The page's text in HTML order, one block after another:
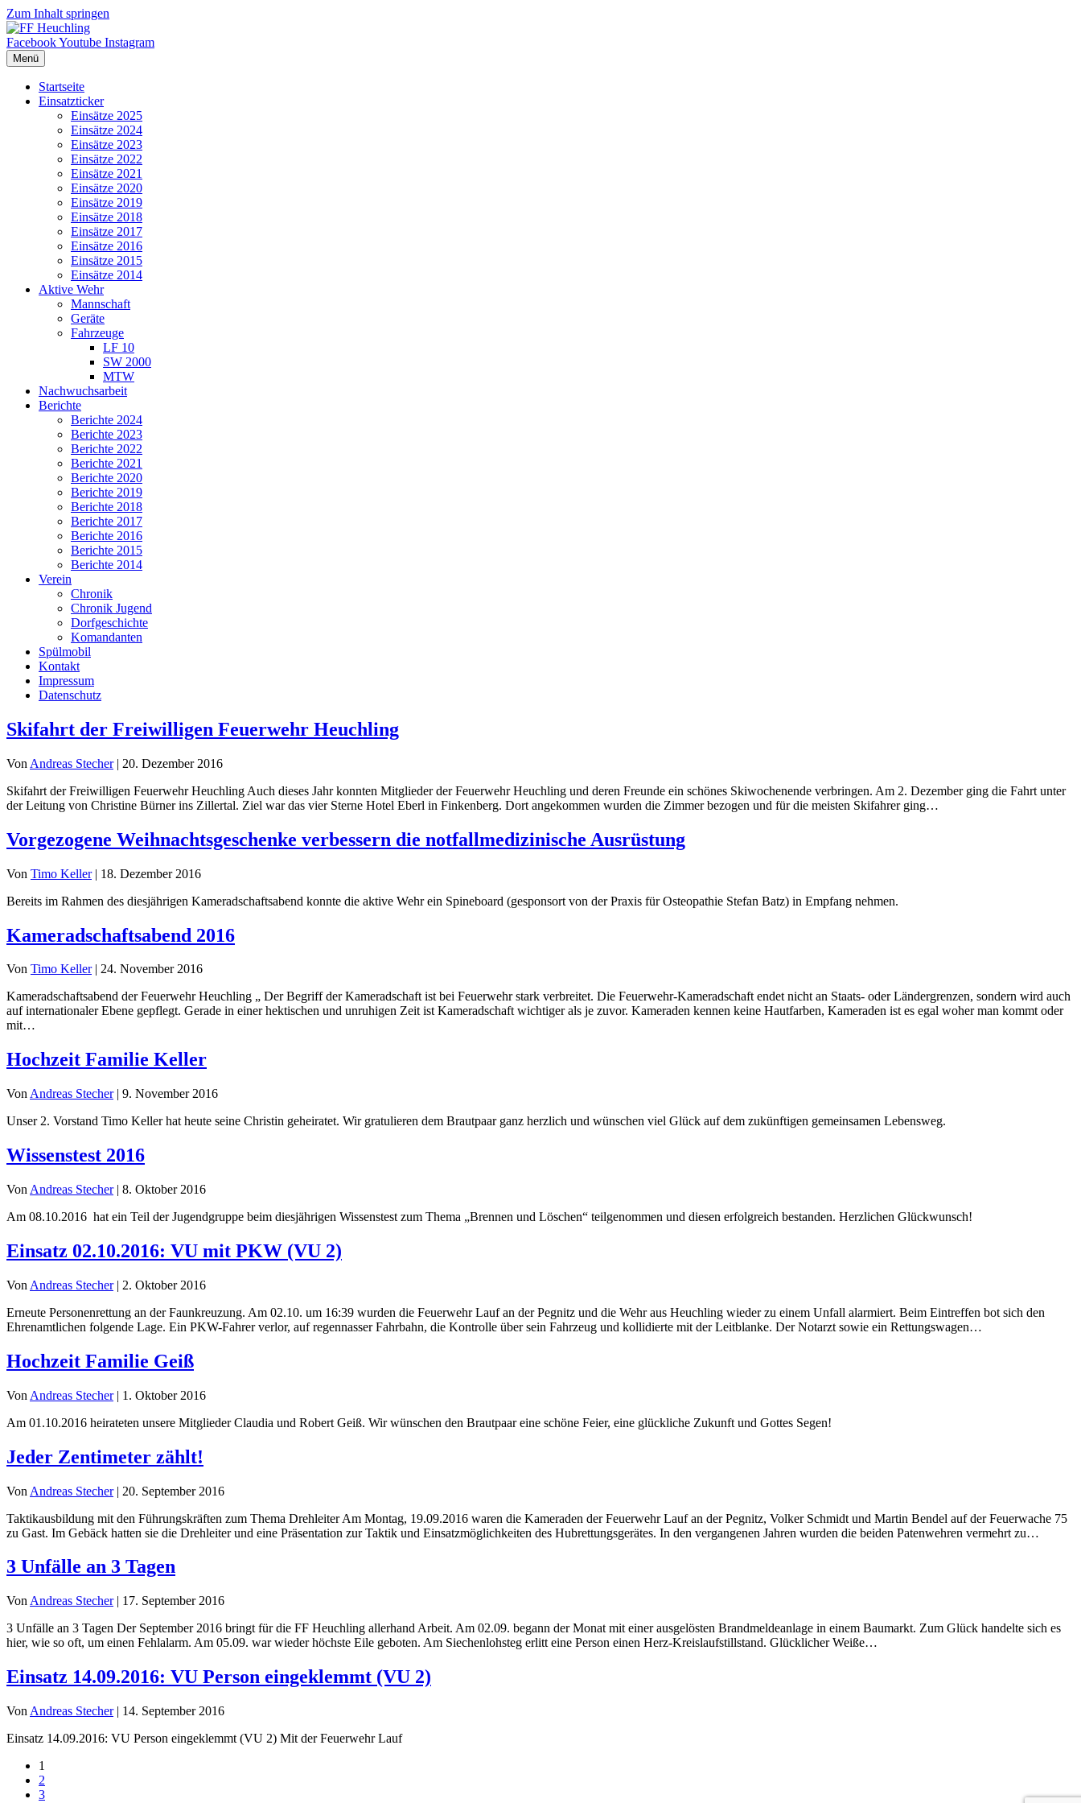
Zum Inhalt springen
FacebookYoutube Instagram
Menü
Startseite
Einsatzticker
Einsätze 2025
Einsätze 2024
Einsätze 2023
Einsätze 2022
Einsätze 2021
Einsätze 2020
Einsätze 2019
Einsätze 2018
Einsätze 2017
Einsätze 2016
Einsätze 2015
Einsätze 2014
Aktive Wehr
Mannschaft
Geräte
Fahrzeuge
LF 10
SW 2000
MTW
Nachwuchsarbeit
Berichte
Berichte 2024
Berichte 2023
Berichte 2022
Berichte 2021
Berichte 2020
Berichte 2019
Berichte 2018
Berichte 2017
Berichte 2016
Berichte 2015
Berichte 2014
Verein
Chronik
Chronik Jugend
Dorfgeschichte
Komandanten
Spülmobil
Kontakt
Impressum
Datenschutz
Skifahrt der Freiwilligen Feuerwehr Heuchling
Von Andreas Stecher | 20. Dezember 2016
Skifahrt der Freiwilligen Feuerwehr Heuchling Auch dieses Jahr konnten Mitglieder der Feuerwehr Heuchling und deren Freunde ein schönes Skiwochenende verbringen. Am 2. Dezember ging die Fahrt unter
der Leitung von Christine Bürner ins Zillertal. Ziel war das vier Sterne Hotel Eberl in Finkenberg. Dort angekommen wurden die Zimmer bezogen und für die meisten Skifahrer ging…
Vorgezogene Weihnachtsgeschenke verbessern die notfallmedizinische Ausrüstung
Von Timo Keller | 18. Dezember 2016
Bereits im Rahmen des diesjährigen Kameradschaftsabend konnte die aktive Wehr ein Spineboard (gesponsort von der Praxis für Osteopathie Stefan Batz) in Empfang nehmen.
Kameradschaftsabend 2016
Von Timo Keller | 24. November 2016
Kameradschaftsabend der Feuerwehr Heuchling „ Der Begriff der Kameradschaft ist bei Feuerwehr stark verbreitet. Die Feuerwehr-Kameradschaft endet nicht an Staats- oder Ländergrenzen, sondern wird auch
auf internationaler Ebene gepflegt. Gerade in einer hektischen und unruhigen Zeit ist Kameradschaft wichtiger als je zuvor. Kameraden kennen keine Hautfarben, Kameraden ist es egal woher man kommt oder
mit…
Hochzeit Familie Keller
Von Andreas Stecher | 9. November 2016
Unser 2. Vorstand Timo Keller hat heute seine Christin geheiratet. Wir gratulieren dem Brautpaar ganz herzlich und wünschen viel Glück auf dem zukünftigen gemeinsamen Lebensweg.
Wissenstest 2016
Von Andreas Stecher | 8. Oktober 2016
Am 08.10.2016 hat ein Teil der Jugendgruppe beim diesjährigen Wissenstest zum Thema „Brennen und Löschen“ teilgenommen und diesen erfolgreich bestanden. Herzlichen Glückwunsch!
Einsatz 02.10.2016: VU mit PKW (VU 2)
Von Andreas Stecher | 2. Oktober 2016
Erneute Personenrettung an der Faunkreuzung. Am 02.10. um 16:39 wurden die Feuerwehr Lauf an der Pegnitz und die Wehr aus Heuchling wieder zu einem Unfall alarmiert. Beim Eintreffen bot sich den
Ehrenamtlichen folgende Lage. Ein PKW-Fahrer verlor, auf regennasser Fahrbahn, die Kontrolle über sein Fahrzeug und kollidierte mit der Leitblanke. Der Notarzt sowie ein Rettungswagen…
Hochzeit Familie Geiß
Von Andreas Stecher | 1. Oktober 2016
Am 01.10.2016 heirateten unsere Mitglieder Claudia und Robert Geiß. Wir wünschen den Brautpaar eine schöne Feier, eine glückliche Zukunft und Gottes Segen!
Jeder Zentimeter zählt!
Von Andreas Stecher | 20. September 2016
Taktikausbildung mit den Führungskräften zum Thema Drehleiter Am Montag, 19.09.2016 waren die Kameraden der Feuerwehr Lauf an der Pegnitz, Volker Schmidt und Martin Bendel auf der Feuerwache 75
zu Gast. Im Gebäck hatten sie die Drehleiter und eine Präsentation zur Taktik und Einsatzmöglichkeiten des Hubrettungsgerätes. In den vergangenen Jahren wurden die beiden Patenwehren vermehrt zu…
3 Unfälle an 3 Tagen
Von Andreas Stecher | 17. September 2016
3 Unfälle an 3 Tagen Der September 2016 bringt für die FF Heuchling allerhand Arbeit. Am 02.09. begann der Monat mit einer ausgelösten Brandmeldeanlage in einem Baumarkt. Zum Glück handelte sich es
hier, wie so oft, um einen Fehlalarm. Am 05.09. war wieder höchste Eile geboten. Am Siechenlohsteg erlitt eine Person einen Herz-Kreislaufstillstand. Glücklicher Weiße…
Einsatz 14.09.2016: VU Person eingeklemmt (VU 2)
Von Andreas Stecher | 14. September 2016
Einsatz 14.09.2016: VU Person eingeklemmt (VU 2) Mit der Feuerwehr Lauf
1
2
3